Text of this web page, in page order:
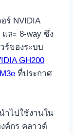
ร์ NVIDIA
ละ 8-way ซึ่ง
ร์ของระบบ
GH200
ที่ประกาศ
ำไปใช้งานใน
ค์กร คลาวด์